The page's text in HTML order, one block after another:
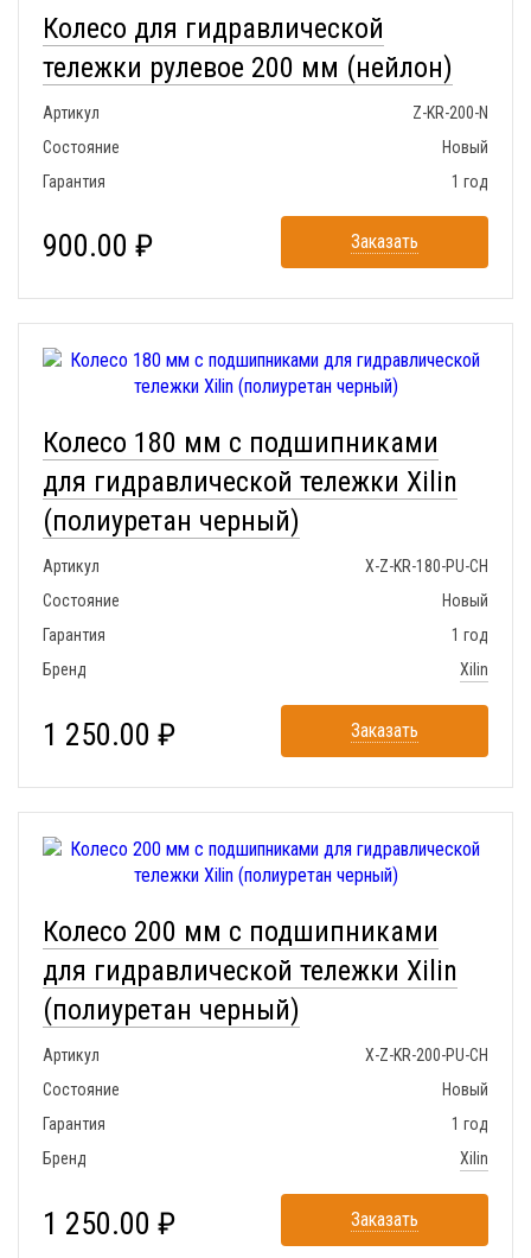
Колесо для гидравлической
тележки рулевое 200 мм (нейлон)
Артикул
Z-KR-200-N
Состояние
Новый
Гарантия
1 год
900.00 ₽ Заказать
Колесо 180 мм с подшипниками
для гидравлической тележки Xilin
(полиуретан черный)
Артикул
X-Z-KR-180-PU-CH
Состояние
Новый
Гарантия
1 год
Бренд
Xilin
1 250.00 ₽ Заказать
Колесо 200 мм с подшипниками
для гидравлической тележки Xilin
(полиуретан черный)
Артикул
X-Z-KR-200-PU-CH
Состояние
Новый
Гарантия
1 год
Бренд
Xilin
1 250.00 ₽ Заказать